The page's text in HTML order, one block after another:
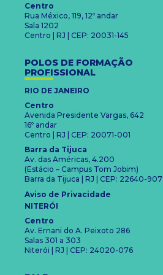
Centro
Rua México, 119, 12º andar
Sala 1202
Centro | RJ | CEP: 20031-145
POLOS DE FORMAÇÃO
PROFISSIONAL
RIO DE JANEIRO
Centro
Avenida Presidente Vargas, 642
16º andar
Centro | RJ | CEP: 20071-001
Barra da Tijuca
Av. das Américas, 4.200
(Estácio – Campus Tom Jobim)
Barra da Tijuca | RJ | CEP: 22640-907
Aviso de Privacidade
NITERÓI
Centro
Av. Ernani do A. Peixoto 286
Salas 301 a 303
Niterói | RJ | CEP: 24020-076